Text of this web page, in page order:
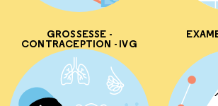
GROSSESSE -
CONTRACEPTION - IVG